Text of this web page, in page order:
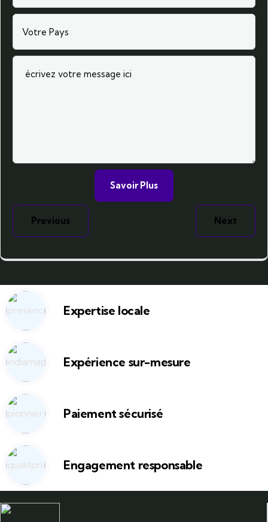
Previous Next
Expertise locale
Expérience sur-mesure
Paiement sécurisé
Engagement responsable